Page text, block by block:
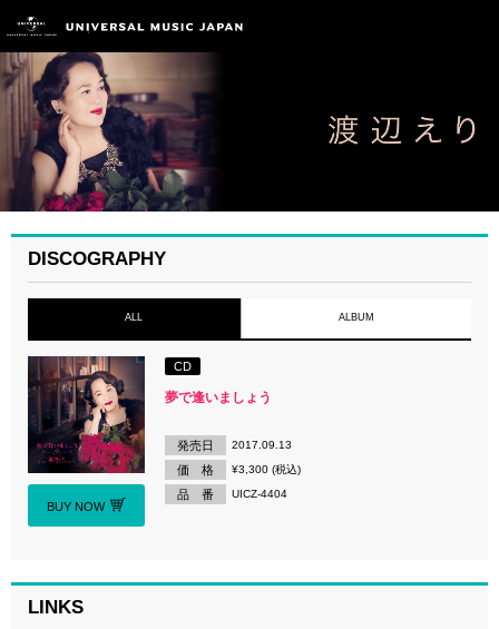
DISCOGRAPHY
ALL ALBUM
BUY NOW
CD
夢で逢いましょう
発売日 2017.09.13
価 格 ¥3,300 (税込)
品 番 UICZ-4404
LINKS